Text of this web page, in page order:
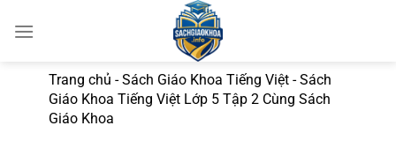
qua
Trang chủ -Sách Giáo Khoa Tiếng Việt -Sách
Giáo Khoa Tiếng Việt Lớp 5 Tập 2 Cùng Sách
Giáo Khoa